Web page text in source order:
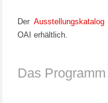
DerAusstellungskatalog
OAI erhältlich.
Das Programm